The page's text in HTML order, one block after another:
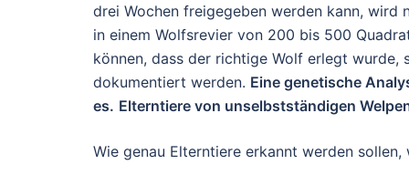
drei Wochen freigegeben werden kann,
in einem Wolfsrevier von 200 bis 500
können, dass der richtige Wolf erlegt wurde,
dokumentiert werden. Eine genetische
es. Elterntiere von unselbstständigen
Wie genau Elterntiere erkannt werden